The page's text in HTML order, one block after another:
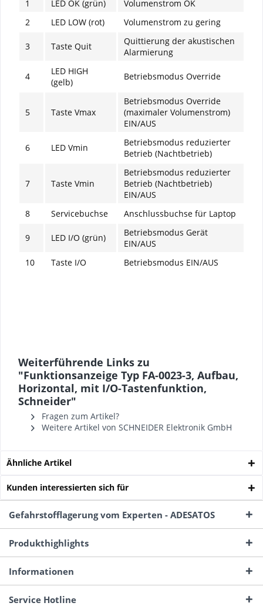
1 LED OK (grün)
Volumenstrom OK
2
LED LOW (rot) Volumenstrom zu gering
3 Taste Quit
Quittierung der akustischen
Alarmierung
4
LED HIGH
(gelb)
Betriebsmodus Override
5 Taste Vmax
Betriebsmodus Override
(maximaler Volumenstrom)
EIN/AUS
6 LED Vmin
Betriebsmodus reduzierter
Betrieb (Nachtbetrieb)
7 Taste Vmin
Betriebsmodus reduzierter
Betrieb (Nachtbetrieb)
EIN/AUS
8
Servicebuchse Anschlussbuchse für Laptop
9 LED I/O (grün)
Betriebsmodus Gerät
EIN/AUS
10
Taste I/O Betriebsmodus EIN/AUS
Weiterführende Links zu
"Funktionsanzeige Typ FA-0023-3, Aufbau,
Horizontal, mit I/O-Tastenfunktion,
Schneider"
Fragen zum Artikel?
Weitere Artikel von SCHNEIDER Elektronik GmbH
Ähnliche Artikel
Kunden interessierten sich für
Gefahrstofflagerung vom Experten - ADESATOS
Produkthighlights
Informationen
Service Hotline